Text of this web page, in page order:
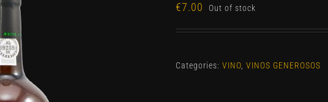
€7.00 Out of stock
Categories: VINO VINOS GENEROSOS